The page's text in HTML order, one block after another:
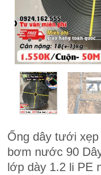
Ống dây tưới
bơm nước 90
lớp dày 1.2 li PE